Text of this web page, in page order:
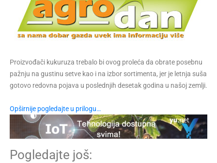
Proizvođači kukuruza trebalo bi ovog proleća da obrate posebnu
pažnju na gustinu setve kao i na izbor sortimenta, jer je letnja suša
gotovo redovna pojava u poslednjih desetak godina u našoj zemlji.
Opširnije pogledajte u prilogu…
Pogledajte još: